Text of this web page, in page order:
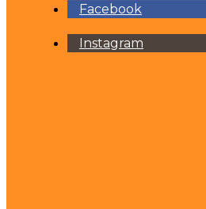
Facebook
Instagram